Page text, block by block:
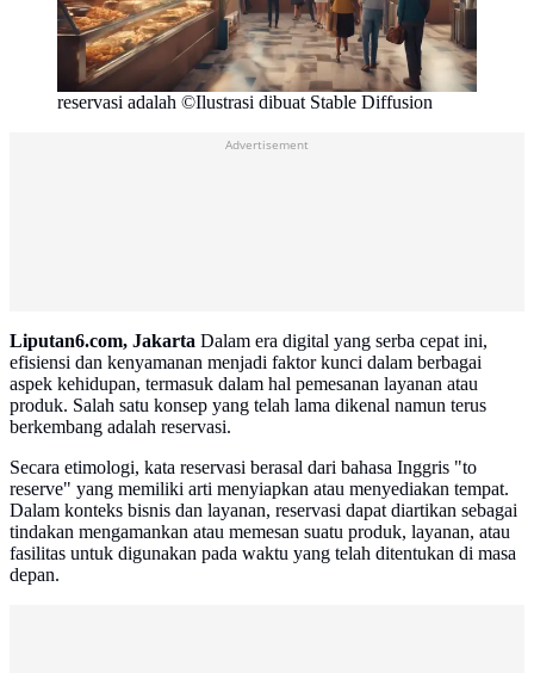
reservasi adalah ©Ilustrasi dibuat Stable Diffusion
Liputan6.com, Jakarta Dalam era digital yang serba cepat ini,
efisiensi dan kenyamanan menjadi faktor kunci dalam berbagai
aspek kehidupan, termasuk dalam hal pemesanan layanan atau
produk. Salah satu konsep yang telah lama dikenal namun terus
berkembang adalah reservasi.
Secara etimologi, kata reservasi berasal dari bahasa Inggris "to
reserve" yang memiliki arti menyiapkan atau menyediakan tempat.
Dalam konteks bisnis dan layanan, reservasi dapat diartikan sebagai
tindakan mengamankan atau memesan suatu produk, layanan, atau
fasilitas untuk digunakan pada waktu yang telah ditentukan di masa
depan.